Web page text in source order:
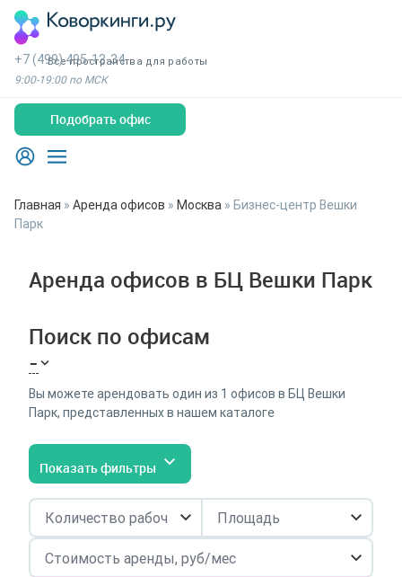
Все пространства для работы
+7 (499) 495-13-34
9:00-19:00 по МСК
Подобрать офис
Главная » Аренда офисов » Москва » Бизнес-центр Вешки
Парк
Аренда офисов в БЦ Вешки Парк
Поиск по офисам
-
Вы можете арендовать один из 1 офисов в БЦ Вешки
Парк, представленных в нашем каталоге
Показать фильтры